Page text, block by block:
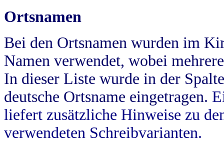
Ortsnamen
Bei den Ortsnamen wurden im
Namen verwendet, wobei
In dieser Liste wurde in der
deutsche Ortsname eingetragen.
liefert zusätzliche Hinweise zu
verwendeten Schreibvarianten.